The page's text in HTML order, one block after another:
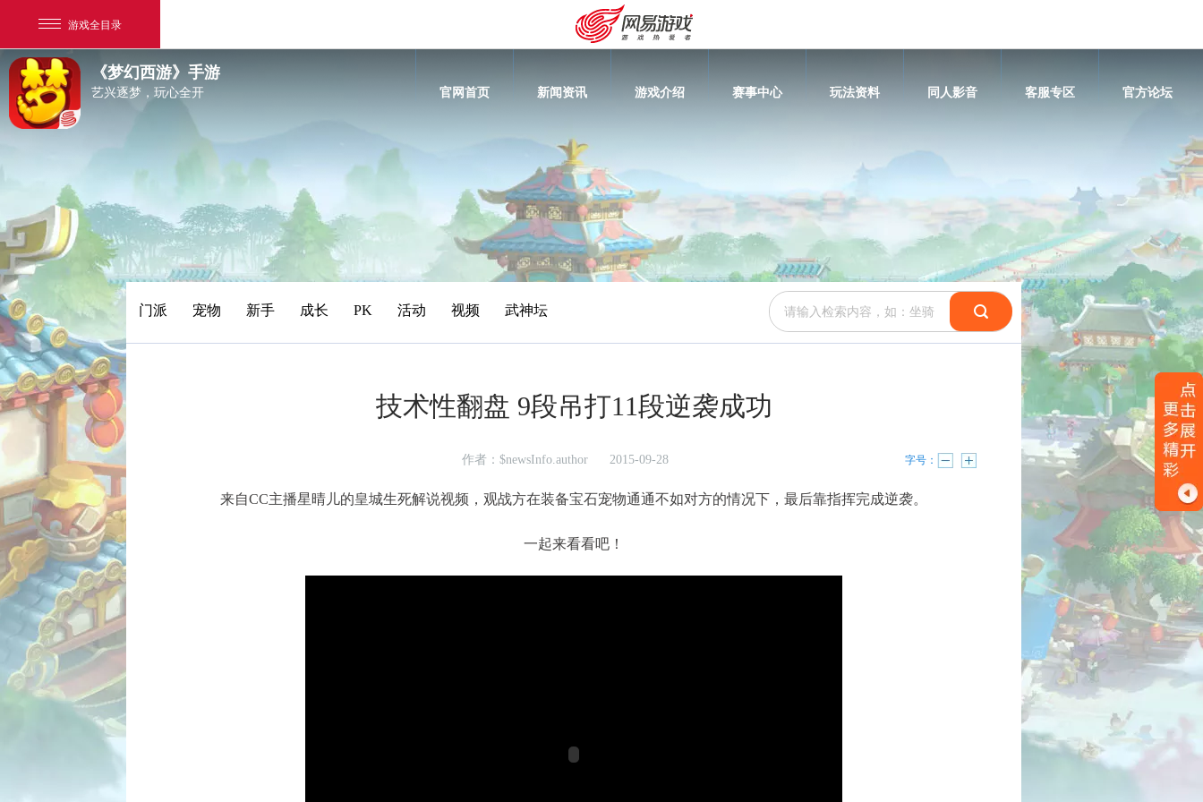
游戏全目录
网易游戏
游戏爱好者
我的足迹： 梦幻西游手游
安卓充值 客服中心
《梦幻西游》手游
艺兴逐梦，玩心全开 官网首页 新闻资讯 游戏介绍 赛事中心 玩法资料 同人影音 客服专区 官方论坛
门派 宠物 新手 成长 PK 活动 视频 武神坛
技术性翻盘 9段吊打11段逆袭成功
作者：$newsInfo.author 2015-09-28 字号：
来自CC主播星晴儿的皇城生死解说视频，观战方在装备宝石宠物通通不如对方的情况下，最后靠指挥完成逆袭。
一起来看看吧！